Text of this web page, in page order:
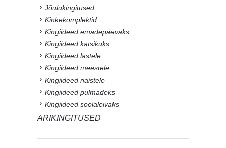
Jõulukingitused
Kinkekomplektid
Kingiideed emadepäevaks
Kingiideed katsikuks
Kingiideed lastele
Kingiideed meestele
Kingiideed naistele
Kingiideed pulmadeks
Kingiideed soolaleivaks
ÄRIKINGITUSED